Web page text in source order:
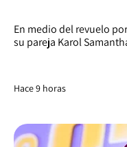
En medio del revuelo
su pareja Karol
Hace 9 horas